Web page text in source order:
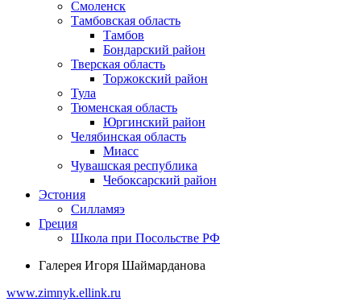
Смоленск
Тамбовская область
Тамбов
Бондарский район
Тверская область
Торжокский район
Тула
Тюменская область
Юргинский район
Челябинская область
Миасс
Чувашская республика
Чебоксарский район
Эстония
Силламяэ
Греция
Школа при Посольстве РФ
Галерея Игоря Шаймарданова
www.zimnyk.ellink.ru